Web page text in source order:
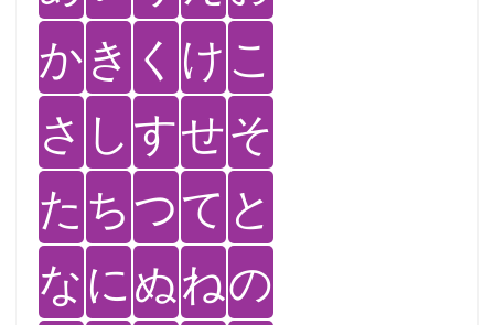
かき く けこ
さ しすせそ
た ちつて と
なにぬねの